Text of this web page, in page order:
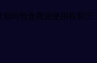
均包含商业使用权和三